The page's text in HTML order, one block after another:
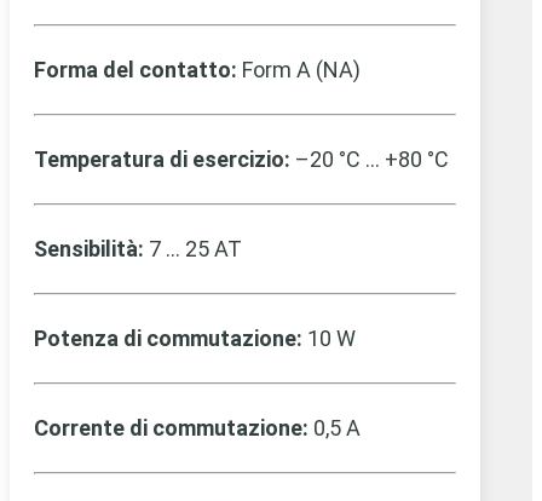
Forma del contatto: Form A (NA)
Temperatura di esercizio: –20 °C … +80 °C
Sensibilità: 7 … 25 AT
Potenza di commutazione: 10 W
Corrente di commutazione: 0,5 A